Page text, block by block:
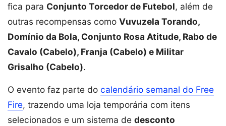
fica para Conjunto Torcedor de Futebol, além de
outras recompensas como Vuvuzela Torando,
Domínio da Bola, Conjunto Rosa Atitude, Rabo de
Cavalo (Cabelo), Franja (Cabelo) e Militar
Grisalho (Cabelo).
O evento faz parte do calendário semanal do Free
Fire, trazendo uma loja temporária com itens
selecionados e um sistema de desconto